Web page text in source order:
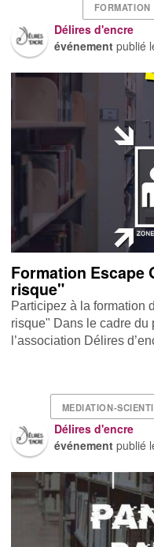
FORMATION
Délires d'encre
événement publié
Formation Escape
risque"
Participez à la formation
risque" Dans le cadre du
l’association Délires
MEDIATION-
Délires d'encre
événement publié